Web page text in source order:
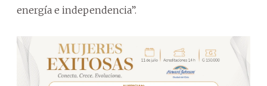
energía e independencia”.